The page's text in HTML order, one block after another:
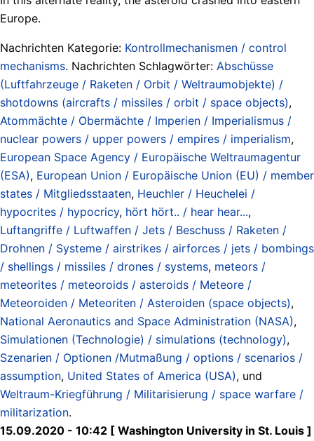
Europe.
Nachrichten Kategorie: Kontrollmechanismen / control
mechanisms. Nachrichten Schlagwörter: Abschüsse
(Luftfahrzeuge / Raketen / Orbit / Weltraumobjekte) /
shotdowns (aircrafts / missiles / orbit / space objects),
Atommächte / Obermächte / Imperien / Imperialismus /
nuclear powers / upper powers / empires / imperialism,
European Space Agency / Europäische Weltraumagentur
(ESA), European Union / Europäische Union (EU) / member
states / Mitgliedsstaaten, Heuchler / Heuchelei /
hypocrites / hypocricy, hört hört.. / hear hear...,
Luftangriffe / Luftwaffen / Jets / Beschuss / Raketen /
Drohnen / Systeme / airstrikes / airforces / jets / bombings
/ shellings / missiles / drones / systems, meteors /
meteorites / meteoroids / asteroids / Meteore /
Meteoroiden / Meteoriten / Asteroiden (space objects),
National Aeronautics and Space Administration (NASA),
Simulationen (Technologie) / simulations (technology),
Szenarien / Optionen /Mutmaßung / options / scenarios /
assumption, United States of America (USA), und
Weltraum-Kriegführung / Militarisierung / space warfare /
militarization.
15.09.2020 - 10:42 [ Washington University in St. Louis ]